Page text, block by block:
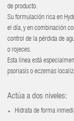
de producto.
Su formulación rica en
el día, y en combinación
control de la pérdida de
o rojeces.
Esta línea está
psoriasis o eczemas
Actúa a dos niveles:
Hidrata de forma